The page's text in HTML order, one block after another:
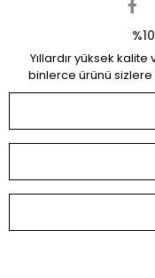
Yıllardır yüksek
binlerce ürünü